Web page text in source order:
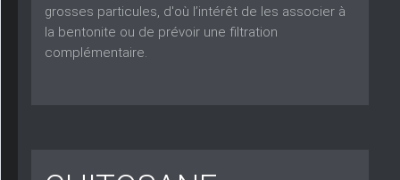
grosses particules, d'où l’intérêt de les associer à
la bentonite ou de prévoir une filtration
complémentaire.